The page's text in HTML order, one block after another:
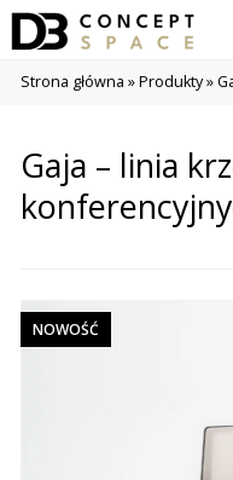
Strona główna »Produkty»
Gaja – linia
NOWOŚĆ